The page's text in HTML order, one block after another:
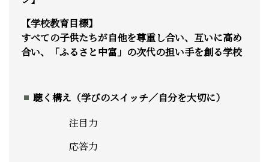
【学校教育目標】
すべての子供たちが自他を尊重し合い、互いに高め
合い、「ふるさと中富」の次代の担い手を創る学校
聴く構え（学びのスイッチ／自分を大切に）
注目力
応答力